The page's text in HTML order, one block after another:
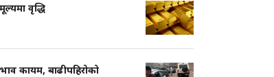
वृद्धि
कायम, बाढीपहिरोको